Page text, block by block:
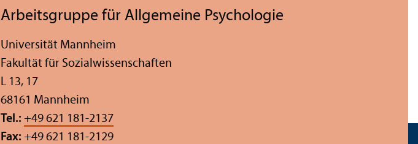
Arbeits­gruppe für Allgemeine Psychologie
Universität Mannheim
Fakultät für Sozial­wissenschaften
L 13, 17
68161 Mannheim
Tel.: +49 621 181-2137
Fax: +49 621 181-2129